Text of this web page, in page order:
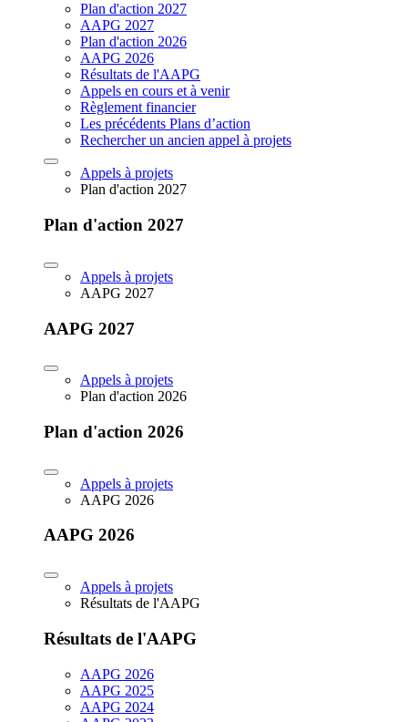
Plan d'action 2027
AAPG 2027
Plan d'action 2026
AAPG 2026
Résultats de l'AAPG
Appels en cours et à venir
Règlement financier
Les précédents Plans d’action
Rechercher un ancien appel à projets
Appels à projets
Plan d'action 2027
Plan d'action 2027
Appels à projets
AAPG 2027
AAPG 2027
Appels à projets
Plan d'action 2026
Plan d'action 2026
Appels à projets
AAPG 2026
AAPG 2026
Appels à projets
Résultats de l'AAPG
Résultats de l'AAPG
AAPG 2026
AAPG 2025
AAPG 2024